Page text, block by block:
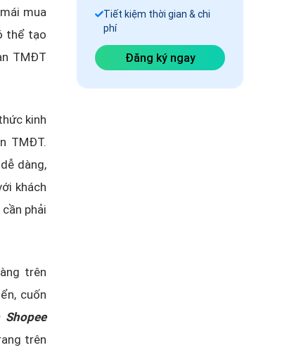
Tiết kiệm thời gian & chi
phí
Đăng ký ngay
mua
thể tạo
TMĐT
kinh
TMĐT.
dàng,
khách
phải
trên
cuốn
trên